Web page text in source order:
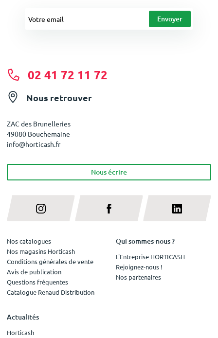
02 41 72 11 72
Nous retrouver
ZAC des Brunelleries
49080 Bouchemaine
info@horticash.fr
Nous écrire
Nos catalogues
Nos magasins Horticash
Conditions générales de vente
Avis de publication
Questions fréquentes
Catalogue Renaud Distribution
Qui sommes-nous ?
L'Entreprise HORTICASH
Rejoignez-nous !
Nos partenaires
Actualités
Horticash